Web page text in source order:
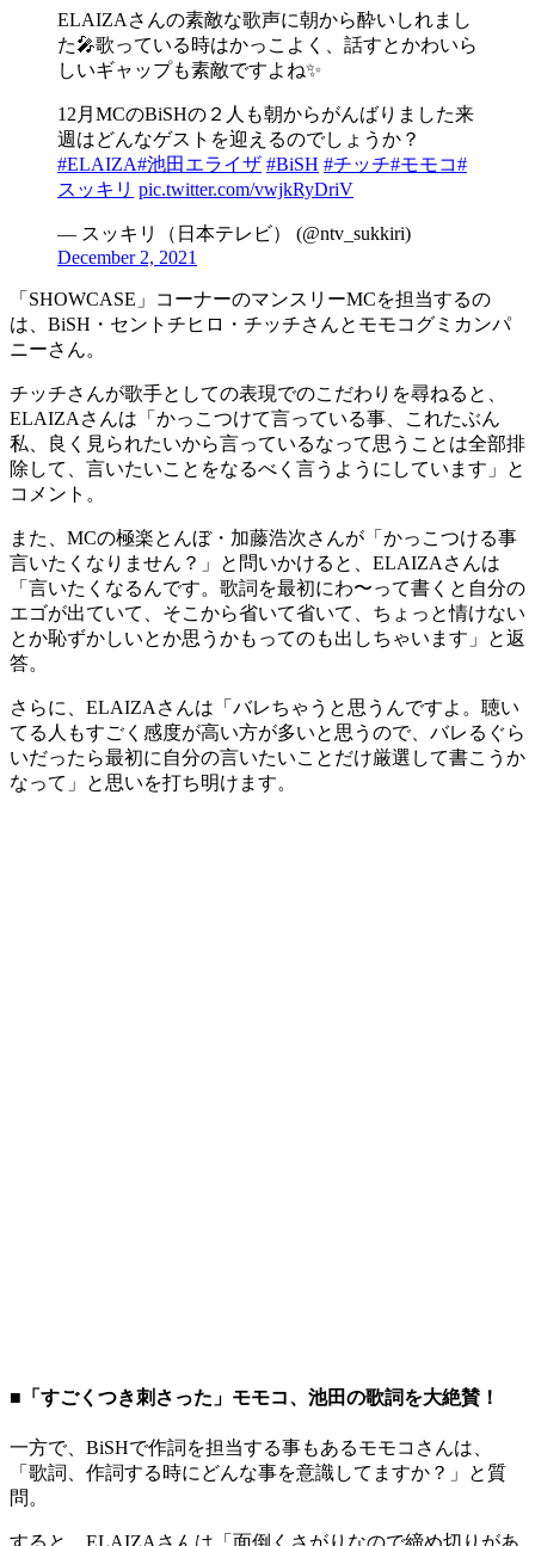
ELAIZAさんの素敵な歌声に朝から酔いしれまし
た🎤歌っている時はかっこよく、話すとかわいら
しいギャップも素敵ですよね✨
12月MCのBiSHの２人も朝からがんばりました来
週はどんなゲストを迎えるのでしょうか？
#ELAIZA#池田エライザ #BiSH #チッチ#モモコ#
スッキリ pic.twitter.com/vwjkRyDriV
— スッキリ（日本テレビ） (@ntv_sukkiri)
December 2, 2021
「SHOWCASE」コーナーのマンスリーMCを担当するの
は、BiSH・セントチヒロ・チッチさんとモモコグミカンパ
ニーさん。
チッチさんが歌手としての表現でのこだわりを尋ねると、
ELAIZAさんは「かっこつけて言っている事、これたぶん
私、良く見られたいから言っているなって思うことは全部排
除して、言いたいことをなるべく言うようにしています」と
コメント。
また、MCの極楽とんぼ・加藤浩次さんが「かっこつける事
言いたくなりません？」と問いかけると、ELAIZAさんは
「言いたくなるんです。歌詞を最初にわ〜って書くと自分の
エゴが出ていて、そこから省いて省いて、ちょっと情けない
とか恥ずかしいとか思うかもってのも出しちゃいます」と返
答。
さらに、ELAIZAさんは「バレちゃうと思うんですよ。聴い
てる人もすごく感度が高い方が多いと思うので、バレるぐら
いだったら最初に自分の言いたいことだけ厳選して書こうか
なって」と思いを打ち明けます。
■「すごくつき刺さった」モモコ、池田の歌詞を大絶賛！
一方で、BiSHで作詞を担当する事もあるモモコさんは、
「歌詞、作詞する時にどんな事を意識してますか？」と質
問。
すると、ELAIZAさんは「面倒くさがりなので締め切りがあ